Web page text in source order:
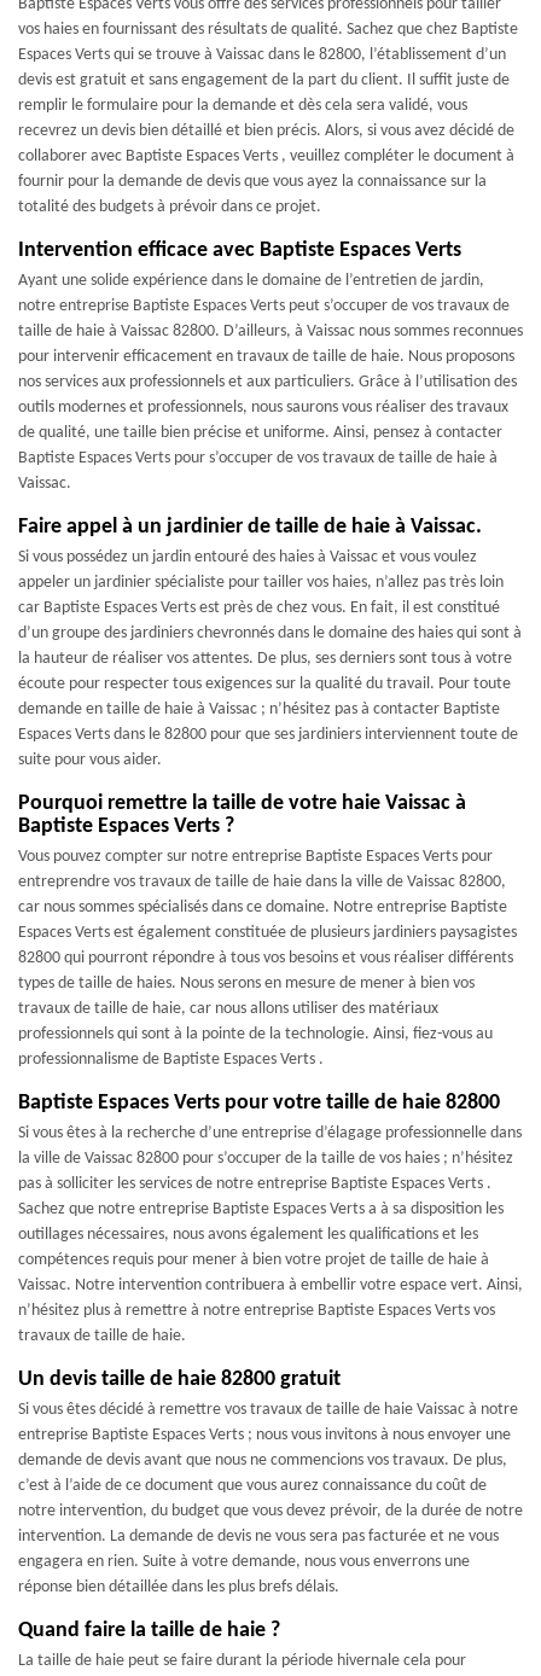
Baptiste Espaces Verts vous offre des services professionnels pour tailler
vos haies en fournissant des résultats de qualité. Sachez que chez Baptiste
Espaces Verts qui se trouve à Vaissac dans le 82800, l’établissement d’un
devis est gratuit et sans engagement de la part du client. Il suffit juste de
remplir le formulaire pour la demande et dès cela sera validé, vous
recevrez un devis bien détaillé et bien précis. Alors, si vous avez décidé de
collaborer avec Baptiste Espaces Verts , veuillez compléter le document à
fournir pour la demande de devis que vous ayez la connaissance sur la
totalité des budgets à prévoir dans ce projet.
Intervention efficace avec Baptiste Espaces Verts
Ayant une solide expérience dans le domaine de l’entretien de jardin,
notre entreprise Baptiste Espaces Verts peut s’occuper de vos travaux de
taille de haie à Vaissac 82800. D’ailleurs, à Vaissac nous sommes reconnues
pour intervenir efficacement en travaux de taille de haie. Nous proposons
nos services aux professionnels et aux particuliers. Grâce à l’utilisation des
outils modernes et professionnels, nous saurons vous réaliser des travaux
de qualité, une taille bien précise et uniforme. Ainsi, pensez à contacter
Baptiste Espaces Verts pour s’occuper de vos travaux de taille de haie à
Vaissac.
Faire appel à un jardinier de taille de haie à Vaissac.
Si vous possédez un jardin entouré des haies à Vaissac et vous voulez
appeler un jardinier spécialiste pour tailler vos haies, n’allez pas très loin
car Baptiste Espaces Verts est près de chez vous. En fait, il est constitué
d’un groupe des jardiniers chevronnés dans le domaine des haies qui sont à
la hauteur de réaliser vos attentes. De plus, ses derniers sont tous à votre
écoute pour respecter tous exigences sur la qualité du travail. Pour toute
demande en taille de haie à Vaissac ; n’hésitez pas à contacter Baptiste
Espaces Verts dans le 82800 pour que ses jardiniers interviennent toute de
suite pour vous aider.
Pourquoi remettre la taille de votre haie Vaissac à
Baptiste Espaces Verts ?
Vous pouvez compter sur notre entreprise Baptiste Espaces Verts pour
entreprendre vos travaux de taille de haie dans la ville de Vaissac 82800,
car nous sommes spécialisés dans ce domaine. Notre entreprise Baptiste
Espaces Verts est également constituée de plusieurs jardiniers paysagistes
82800 qui pourront répondre à tous vos besoins et vous réaliser différents
types de taille de haies. Nous serons en mesure de mener à bien vos
travaux de taille de haie, car nous allons utiliser des matériaux
professionnels qui sont à la pointe de la technologie. Ainsi, fiez-vous au
professionnalisme de Baptiste Espaces Verts .
Baptiste Espaces Verts pour votre taille de haie 82800
Si vous êtes à la recherche d’une entreprise d’élagage professionnelle dans
la ville de Vaissac 82800 pour s’occuper de la taille de vos haies ; n’hésitez
pas à solliciter les services de notre entreprise Baptiste Espaces Verts .
Sachez que notre entreprise Baptiste Espaces Verts a à sa disposition les
outillages nécessaires, nous avons également les qualifications et les
compétences requis pour mener à bien votre projet de taille de haie à
Vaissac. Notre intervention contribuera à embellir votre espace vert. Ainsi,
n’hésitez plus à remettre à notre entreprise Baptiste Espaces Verts vos
travaux de taille de haie.
Un devis taille de haie 82800 gratuit
Si vous êtes décidé à remettre vos travaux de taille de haie Vaissac à notre
entreprise Baptiste Espaces Verts ; nous vous invitons à nous envoyer une
demande de devis avant que nous ne commencions vos travaux. De plus,
c’est à l’aide de ce document que vous aurez connaissance du coût de
notre intervention, du budget que vous devez prévoir, de la durée de notre
intervention. La demande de devis ne vous sera pas facturée et ne vous
engagera en rien. Suite à votre demande, nous vous enverrons une
réponse bien détaillée dans les plus brefs délais.
Quand faire la taille de haie ?
La taille de haie peut se faire durant la période hivernale cela pour